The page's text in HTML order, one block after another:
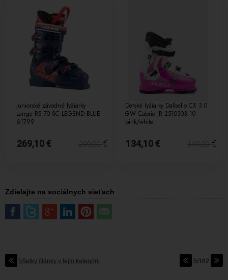
Juniorské závodné lyžiarky
Lange RS 70 SC LEGEND BLUE
61799
269,10 € 299,00€
Detské lyžiarky Dalbello CX 3.0
GW Cabrio JR 2510303.10
pink/white
134,10 € 149,00€
Zdielajte na sociálnych sieťach
Všetky články v tejto kategórii 5/162